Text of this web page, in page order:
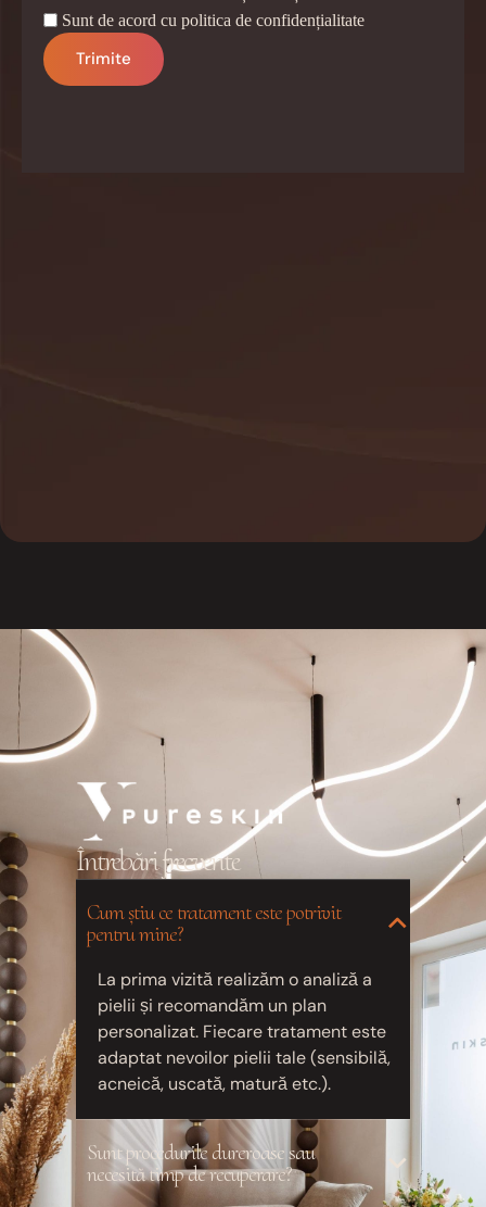
Sunt de acord cu politica de confidențialitate
Întrebări frecvente
Cum știu ce tratament este potrivit
pentru mine?
La prima vizită realizăm o analiză a
pielii și recomandăm un plan
personalizat. Fiecare tratament este
adaptat nevoilor pielii tale (sensibilă,
acneică, uscată, matură etc.).
Sunt procedurile dureroase sau
necesită timp de recuperare?